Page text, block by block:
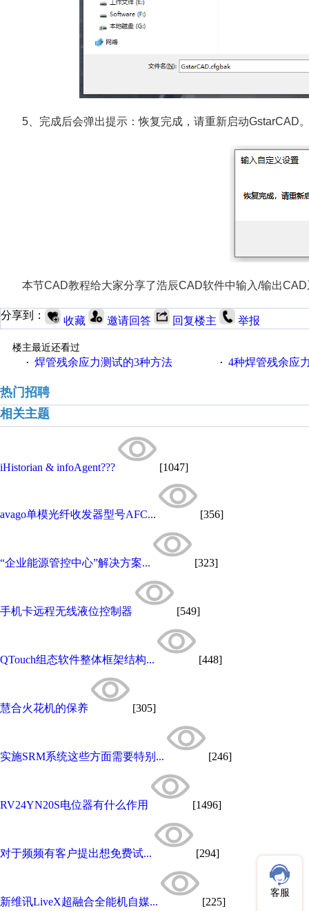
5、完成后会弹出提示：恢复完成，请重新启动GstarCAD
本节CAD教程给大家分享了浩辰CAD软件中输入/输出
分享到： 收藏 邀请回答 回复楼主 举报
楼主最近还看过
· 焊管残余应力测试的3种方法 · 4种焊管残余应
热门招聘
相关主题
iHistorian & infoAgent??? [1047]
avago单模光纤收发器型号AFC... [356]
“企业能源管控中心”解决方案... [323]
手机卡远程无线液位控制器 [549]
QTouch组态软件整体框架结构... [448]
慧合火花机的保养 [305]
实施SRM系统这些方面需要特别... [246]
RV24YN20S电位器有什么作用 [1496]
对于频频有客户提出想免费试... [294]
新维讯LiveX超融合全能机自媒... [225]
客服